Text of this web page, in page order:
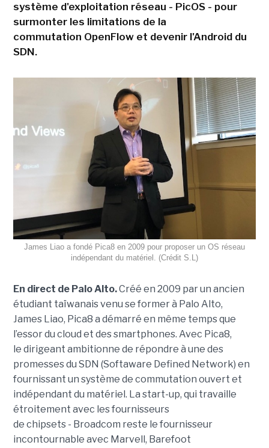
système d'exploitation réseau - PicOS - pour
surmonter les limitations de la
commutation OpenFlow et devenir l'Android du
SDN.
James Liao a fondé Pica8 en 2009 pour proposer un OS réseau
indépendant du matériel. (Crédit S.L)
En direct de Palo Alto.Créé en 2009 par un ancien
étudiant taïwanais venu se former à Palo Alto,
James Liao, Pica8 a démarré en même temps que
l’essor du cloud et des smartphones. Avec Pica8,
le dirigeant ambitionne de répondre à une des
promesses du SDN (Softaware Defined Network) en
fournissant un système de commutation ouvert et
indépendant du matériel. La start-up, qui travaille
étroitement avec les fournisseurs
de chipsets- Broadcom reste le fournisseur
incontournable avec Marvell , Barefoot